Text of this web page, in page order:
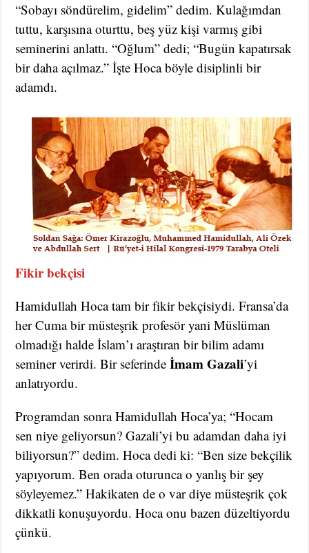
“Sobayı söndürelim, gidelim” dedim. Kulağımdan
tuttu, karşısına oturttu, beş yüz kişi varmış gibi
seminerini anlattı. “Oğlum” dedi; “Bugün kapatırsak
bir daha açılmaz.” İşte Hoca böyle disiplinli bir
adamdı.
Fikir bekçisi
Hamidullah Hoca tam bir fikir bekçisiydi. Fransa’da
her Cuma bir müsteşrik profesör yani Müslüman
olmadığı halde İslam’ı araştıran bir bilim adamı
seminer verirdi. Bir seferindeİmam Gazali’yi
anlatıyordu.
Programdan sonra Hamidullah Hoca’ya; “Hocam
sen niye geliyorsun? Gazali’yi bu adamdan daha iyi
biliyorsun?” dedim. Hoca dedi ki: “Ben size bekçilik
yapıyorum. Ben orada oturunca o yanlış bir şey
söyleyemez.” Hakikaten de o var diye müsteşrik çok
dikkatli konuşuyordu. Hoca onu bazen düzeltiyordu
çünkü.